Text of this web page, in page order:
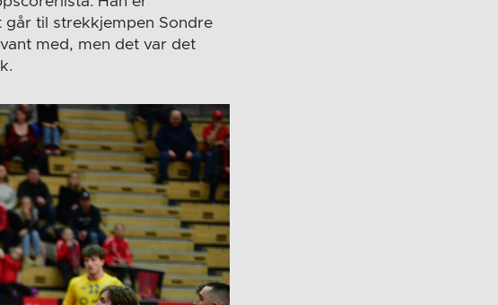
til strekkjempen Sondre
med, men det var det